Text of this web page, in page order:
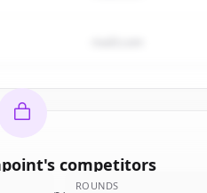
's competitors
ROUNDS